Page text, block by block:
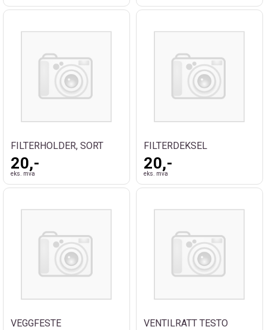
FILTERHOLDER, SORT
20,-
eks. mva
FILTERDEKSEL
20,-
eks. mva
VEGGFESTE
VENTILRATT TESTO